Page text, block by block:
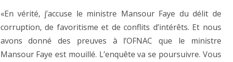
«En vérité, j’accuse le ministre Mansour Faye du délit de
corruption, de favoritisme et de conflits d’intérêts. Et nous
avons donné des preuves à l’OFNAC que le ministre
Mansour Faye est mouillé. L’enquête va se poursuivre. Vous